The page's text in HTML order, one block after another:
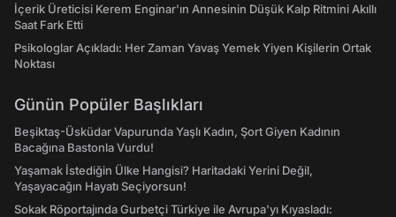
İçerik Üreticisi Kerem Enginar'ın Annesinin Düşük Kalp Ritmini Akıllı
Saat Fark Etti
Psikologlar Açıkladı: Her Zaman Yavaş Yemek Yiyen Kişilerin Ortak
Noktası
Günün Popüler Başlıkları
Beşiktaş-Üsküdar Vapurunda Yaşlı Kadın, Şort Giyen Kadının
Bacağına Bastonla Vurdu!
Yaşamak İstediğin Ülke Hangisi? Haritadaki Yerini Değil,
Yaşayacağın Hayatı Seçiyorsun!
Sokak Röportajında Gurbetçi Türkiye ile Avrupa'yı Kıyasladı: